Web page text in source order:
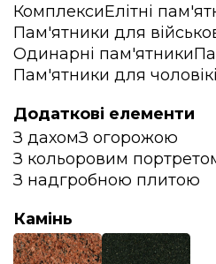
КомплексиЕлітні
Пам'ятники для
Одинарні пам'ятники
Пам'ятники для
Додаткові елементи
З дахомЗ огорожою
З кольоровим
З надгробною плитою
Камінь